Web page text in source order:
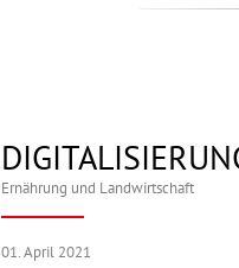
Ernährung und Landwirtschaft
01. April 2021